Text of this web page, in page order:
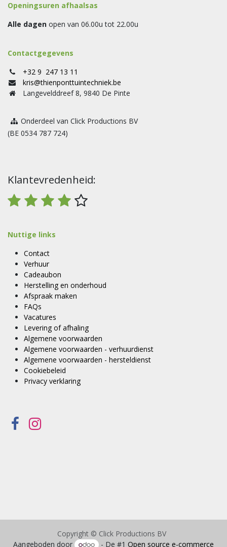
Openingsuren afhaalsas
Alle dagen open van 06.00u tot 22.00u
Contactgegevens
+32 9 247 13 11
kris@thienponttuintechniek.be
Langevelddreef 8, 9840 De Pinte
Onderdeel van Click Productions BV
(BE 0534 787 724)
Klantevredenheid:
Nuttige links
Contact
Verhuur
Cadeaubon
Herstelling en onderhoud
Afspraak maken
FAQs
Vacatures
Levering of afhaling
Algemene voorwaarden
Algemene voorwaarden - verhuurdienst
Algemene voorwaarden - hersteldienst
Cookiebeleid
Privacy verklaring
Copyright © Click Productions BV
Aangeboden door
- De #1Open source e-commerce